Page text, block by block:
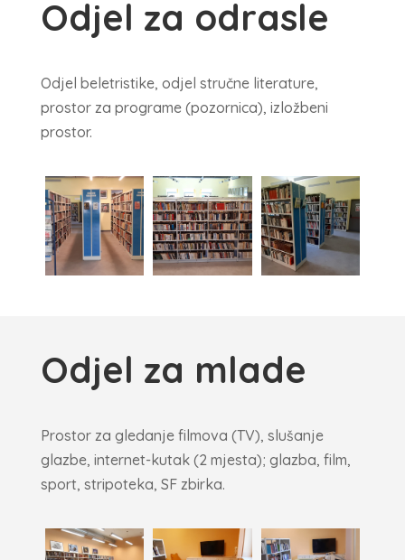
Odjel za odrasle
Odjel beletristike, odjel stručne literature,
prostor za programe (pozornica), izložbeni
prostor.
Odjel za mlade
Prostor za gledanje filmova (TV), slušanje
glazbe, internet-kutak (2 mjesta); glazba, film,
sport, stripoteka, SF zbirka.